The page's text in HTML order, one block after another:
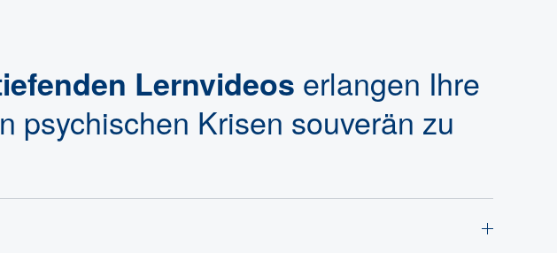
Lernvideos erlangen Ihre
psychischen Krisen souverän zu